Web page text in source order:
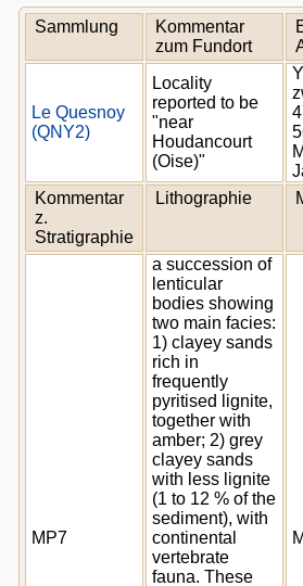
Sammlung
Kommentar
zum Fundort
Le Quesnoy
(QNY2)
Locality
reported to be
"near
Houdancourt
(Oise)"
Kommentar
z.
Stratigraphie
Lithographie
MP7
a succession of
lenticular
bodies showing
two main facies:
1) clayey sands
rich in
frequently
pyritised lignite,
together with
amber; 2) grey
clayey sands
with less lignite
(1 to 12 % of the
sediment), with
continental
vertebrate
fauna. These